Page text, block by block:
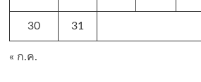
30 31
« ก.ค.